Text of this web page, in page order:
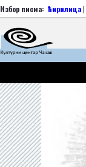
Избор писма: ћирилица|